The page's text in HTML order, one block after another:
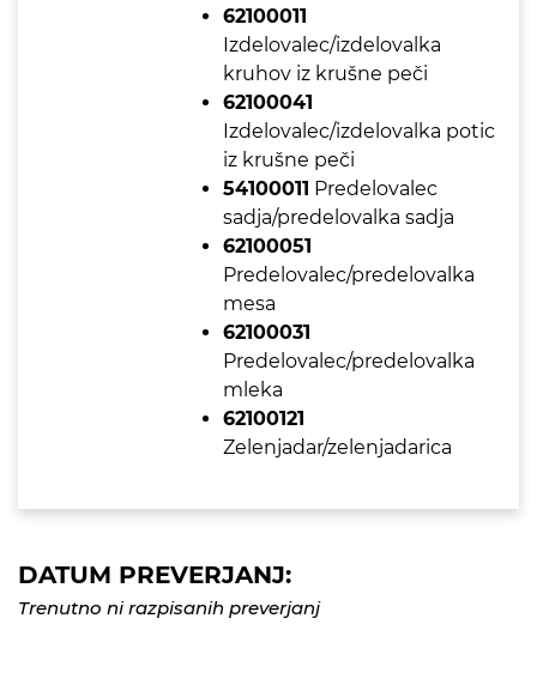
62100011
Izdelovalec/izdelovalka
kruhov iz krušne peči
62100041
Izdelovalec/izdelovalka potic
iz krušne peči
54100011 Predelovalec
sadja/predelovalka sadja
62100051
Predelovalec/predelovalka
mesa
62100031
Predelovalec/predelovalka
mleka
62100121
Zelenjadar/zelenjadarica
DATUM PREVERJANJ:
Trenutno ni razpisanih preverjanj